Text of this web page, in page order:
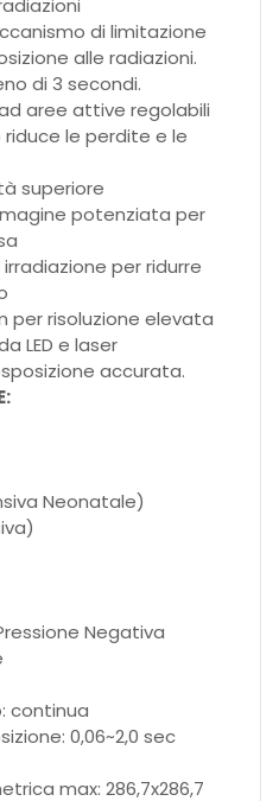
di limitazione
alle radiazioni.
di 3 secondi.
aree attive regolabili
le perdite e le
superiore
potenziata per
per ridurre
per risoluzione elevata
LED e laser
accurata.
Neonatale)
Negativa
continua
0,06~2,0 sec
max: 286,7x286,7